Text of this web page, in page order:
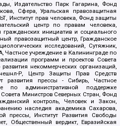
Издательство Парк Гагарина, Фонд
Сфера, Уральская правозащитная
Институт прав человека, Фонд защиты
центр по правам человека,
гражданских инициатив и социального
правозащитный центр, Гражданское
исследований, Сутяжник,
учреждение в Калининграде по
программ и проектов Совета
некоммерческих организаций,
Р, Центр Защиты Прав Средств
развития прессы - Сибирь, Частное
по административной поддержке
Министров Северных Стран, Фонд
контроль, Человек и Закон,
наследия академика Сахарова,
прессы, Институт Развития Свободы
Общественный вердикт, Евразийская